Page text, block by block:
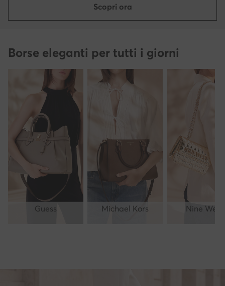
Scopri ora
Borse eleganti per tutti i giorni
Guess Michael Kors Nine West